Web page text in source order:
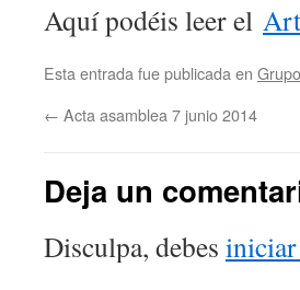
Aquí podéis leer el
Esta entrada fue publicada en
← Acta asamblea 7 junio 2014
Deja un
Disculpa, debes